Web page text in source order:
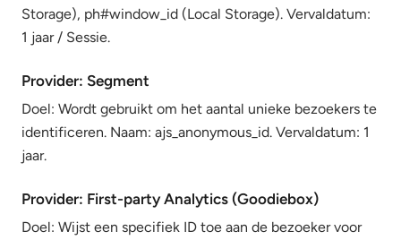
Storage), ph#window_id (Local Storage). Vervaldatum:
1 jaar / Sessie.
Provider: Segment
Doel: Wordt gebruikt om het aantal unieke bezoekers te
identificeren. Naam: ajs_anonymous_id. Vervaldatum: 1
jaar.
Provider: First-party Analytics (Goodiebox)
Doel: Wijst een specifiek ID toe aan de bezoeker voor